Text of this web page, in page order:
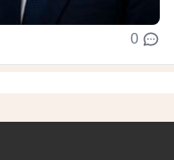
0